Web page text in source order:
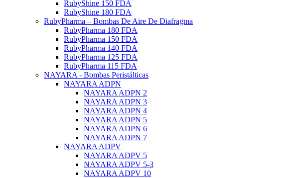
RubyShine 150 FDA
RubyShine 180 FDA
RubyPharma – Bombas De Aire De Diafragma
RubyPharma 180 FDA
RubyPharma 150 FDA
RubyPharma 140 FDA
RubyPharma 125 FDA
RubyPharma 115 FDA
NAYARA - Bombas Peristálticas
NAYARA ADPN
NAYARA ADPN 2
NAYARA ADPN 3
NAYARA ADPN 4
NAYARA ADPN 5
NAYARA ADPN 6
NAYARA ADPN 7
NAYARA ADPV
NAYARA ADPV 5
NAYARA ADPV 5-3
NAYARA ADPV 10